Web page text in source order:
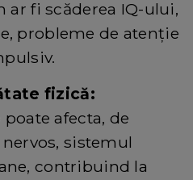
fi scăderea IQ-ului,
probleme de atenție
fizică:
afecta, de
sistemul
contribuind la